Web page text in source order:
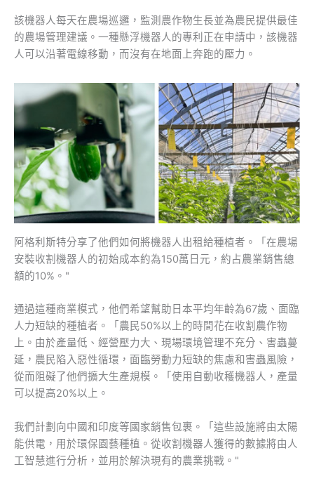
該機器人每天在農場巡邏，監測農作物生長並為農民提供最佳
的農場管理建議。一種懸浮機器人的專利正在申請中，該機器
人可以沿著電線移動，而沒有在地面上奔跑的壓力。
阿格利斯特分享了他們如何將機器人出租給種植者。「在農場
安裝收割機器人的初始成本約為150萬日元，約占農業銷售總
額的10%。"
通過這種商業模式，他們希望幫助日本平均年齡為67歲、面臨
人力短缺的種植者。「農民50%以上的時間花在收割農作物
上。由於產量低、經營壓力大、現場環境管理不充分、害蟲蔓
延，農民陷入惡性循環，面臨勞動力短缺的焦慮和害蟲風險，
從而阻礙了他們擴大生產規模。「使用自動收穫機器人，產量
可以提高20%以上。
我們計劃向中國和印度等國家銷售包裹。「這些設施將由太陽
能供電，用於環保園藝種植。從收割機器人獲得的數據將由人
工智慧進行分析，並用於解決現有的農業挑戰。"